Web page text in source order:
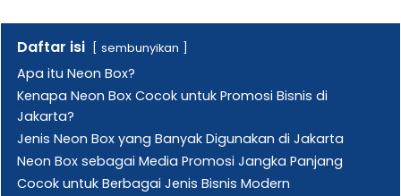
Daftar isi sembunyikan
Apa itu Neon Box?
Kenapa Neon Box Cocok untuk Promosi Bisnis di
Jakarta?
Jenis Neon Box yang Banyak Digunakan di Jakarta
Neon Box sebagai Media Promosi Jangka Panjang
Cocok untuk Berbagai Jenis Bisnis Modern